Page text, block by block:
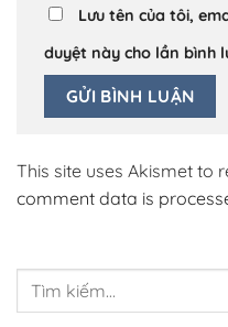
Lưu tên của tôi,
duyệt này cho lần bình
This site uses Akismet to
comment data is